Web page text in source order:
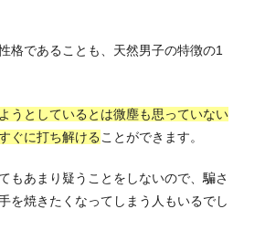
格であることも、天然男子の特徴の1
うとしているとは微塵も思っていない
ぐに打ち解ける ことができます。
もあまり疑うことをしないので、騙さ
を焼きたくなってしまう人もいるでし